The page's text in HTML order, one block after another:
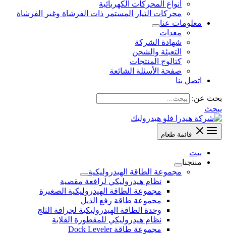
أنواع المحركات الكهربائية
محركات التيار المستمر ذات الفرشاة وغير الفرشاة
معلومات عنا
معدات
شهادة الشركة
التعبئة والشحن
كتالوج المنتجات
صفحة الأسئلة الشائعة
اتصل بنا
بحث عن:
يبحث
قائمة طعام
بيت
منتجنا
مجموعة الطاقة الهيدروليكية
نظام هيدروليكي لرافعة مقصية
مجموعة الطاقة الهيدروليكية الصغيرة
مجموعة طاقة رفع الذيل
وحدة الطاقة الهيدروليكية لجرافة الثلج
نظام هيدروليكي للمقطورة القلابة
مجموعة طاقة Dock Leveler